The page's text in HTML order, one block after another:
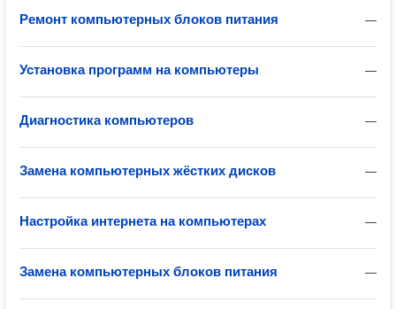
—
Ремонт компьютерных блоков питания
—
Установка программ на компьютеры
—
Диагностика компьютеров
—
Замена компьютерных жёстких дисков
—
Настройка интернета на компьютерах
—
Замена компьютерных блоков питания